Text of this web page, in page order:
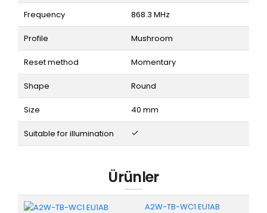
Frequency 868.3 MHz
Profile Mushroom
Reset method Momentary
Shape Round
Size 40 mm
Suitable for illumination
Ürünler
A2W-TB-WC1 EU1AB